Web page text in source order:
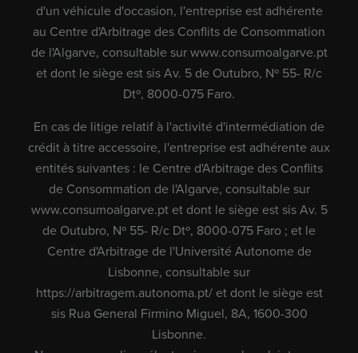
d'un véhicule d'occasion, l'entreprise est adhérente
au Centre d'Arbitrage des Conflits de Consommation
de l'Algarve, consultable sur www.consumoalgarve.pt
et dont le siège est sis Av. 5 de Outubro, Nº 55- R/c
Dtº, 8000-075 Faro.
En cas de litige relatif à l'activité d'intermédiation de
crédit à titre accessoire, l'entreprise est adhérente aux
entités suivantes : le Centre d'Arbitrage des Conflits
de Consommation de l'Algarve, consultable sur
www.consumoalgarve.ptet dont le siège est sis Av. 5
de Outubro, Nº 55- R/c Dtº, 8000-075 Faro ; et le
Centre d'Arbitrage de l'Université Autonome de
Lisbonne, consultable sur
https://arbitragem.autonoma.pt/et dont le siège est
sis Rua General Firmino Miguel, 8A, 1600-300
Lisbonne.